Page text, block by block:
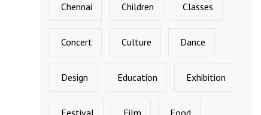
Chennai Children Classes
Concert Culture Dance
Design Education Exhibition